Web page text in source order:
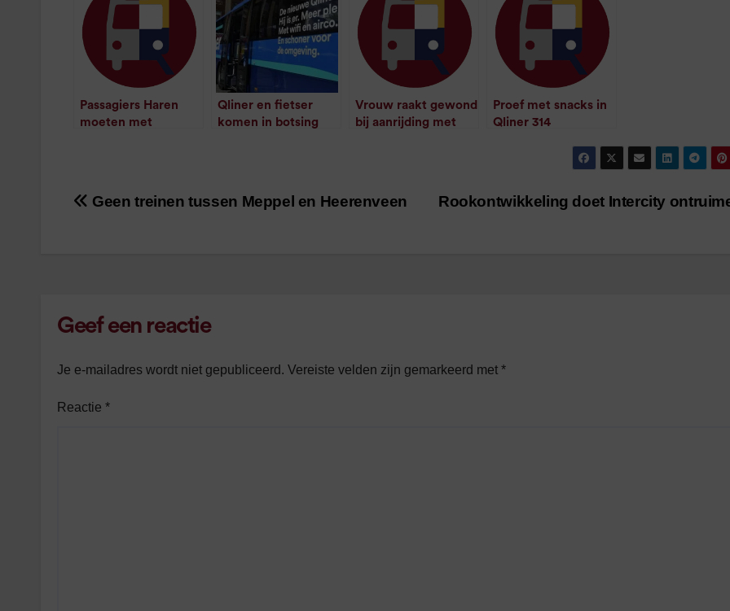
Passagiers Haren
moeten met
Qliner en fietser
komen in botsing
Vrouw raakt gewond
bij aanrijding met
Proef met snacks in
Qliner 314
Bericht
Rookontwikkeling doet Intercity
Geen treinen tussen Meppel en Heerenveen
Geef een reactie
Je e-mailadres wordt niet gepubliceerd. Vereiste velden zijn gemarkeerd met *
Reactie *